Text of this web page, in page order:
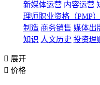
新媒体运营 内容运营
理师职业资格（PMP）
制造 商务销售 媒体出
知识 人文历史 投资理
 展开
 价格